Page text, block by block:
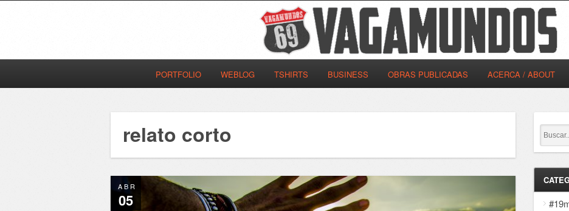
PORTFOLIO WEBLOG TSHIRTS BUSINESS OBRAS PUBLICADAS ACERCA / ABOUT
relato corto
ABR
05